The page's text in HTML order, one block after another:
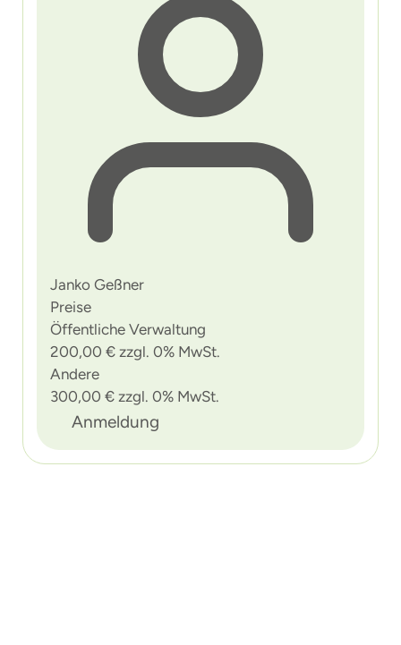
Janko Geßner
Preise
Öffentliche Verwaltung
200,00 € zzgl. 0% MwSt.
Andere
300,00 € zzgl. 0% MwSt.
Anmeldung